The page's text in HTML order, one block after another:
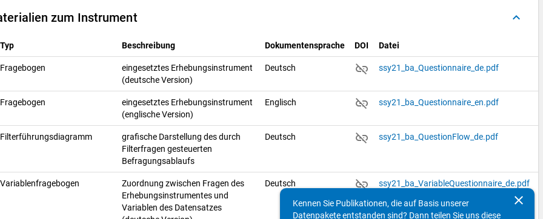
zum Instrument keyboard_arrow_up
Typ Beschreibung Dokumentensprache DOI Datei
Fragebogen
eingesetztes Erhebungsinstrument
(deutsche Version)
Deutsch link_off ssy21_ba_Questionnaire_de.pdf
Fragebogen
eingesetztes Erhebungsinstrument
(englische Version)
Englisch link_off ssy21_ba_Questionnaire_en.pdf
Filterführungsdiagramm
grafische Darstellung des durch
Filterfragen gesteuerten
Befragungsablaufs
Deutsch link_off ssy21_ba_QuestionFlow_de.pdf
Variablenfragebogen
Zuordnung zwischen Fragen des
Erhebungsinstrumentes und
Variablen des Datensatzes
Deutsch link_off ssy21_ba_VariableQuestionnaire_de.pdf
clear
Kennen Sie Publikationen, die auf Basis unserer
Datenpakete entstanden sind? Dann teilen Sie uns diese